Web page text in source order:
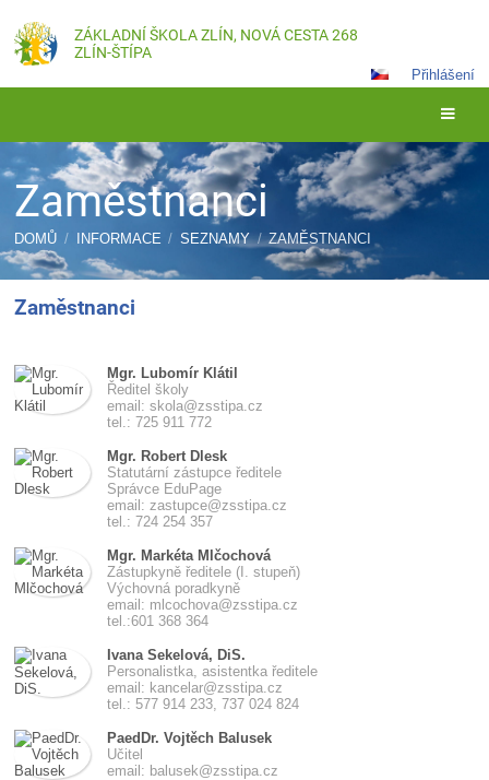
ZÁKLADNÍ ŠKOLA ZLÍN, NOVÁ CESTA 268
ZLÍN-ŠTÍPA
Přihlášení
Zaměstnanci
DOMŮ / INFORMACE / SEZNAMY / ZAMĚSTNANCI
Zaměstnanci
Zaměstnanci
Mgr. Lubomír Klátil
Ředitel školy
email: skola@zsstipa.cz
tel.: 725 911 772
Mgr. Robert Dlesk
Statutární zástupce ředitele
Správce EduPage
email: zastupce@zsstipa.cz
tel.: 724 254 357
Mgr. Markéta Mlčochová
Zástupkyně ředitele (I. stupeň)
Výchovná poradkyně
email: mlcochova@zsstipa.cz
tel.:601 368 364
Ivana Sekelová, DiS.
Personalistka, asistentka ředitele
email: kancelar@zsstipa.cz
tel.: 577 914 233, 737 024 824
PaedDr. Vojtěch Balusek
Učitel
email: balusek@zsstipa.cz